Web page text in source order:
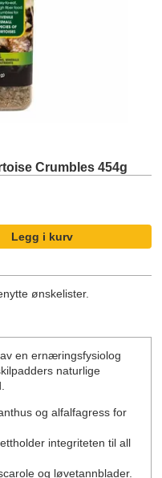
Crumbles 454g
ønskelister.
en ernæringsfysiolog
naturlige
og alfalfagress for
integriteten til all
og løvetannblader.